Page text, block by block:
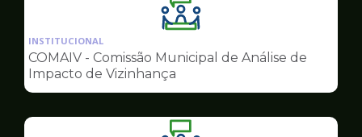
Ilustração
da
pagina
Conselhos
INSTITUCIONAL
COMAIV - Comissão Municipal de Análise de
Impacto de Vizinhança